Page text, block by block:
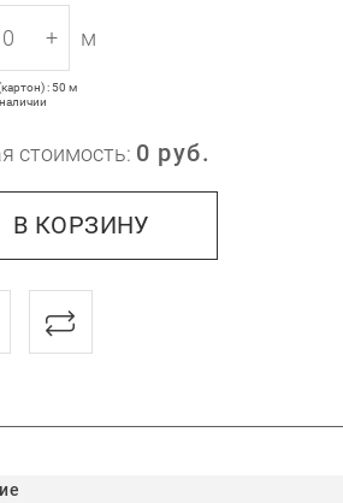
+ м
: 50 м
стоимость: 0 руб.
В КОРЗИНУ